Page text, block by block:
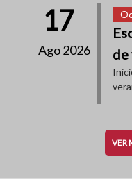
17
Ago 2026
de
VER